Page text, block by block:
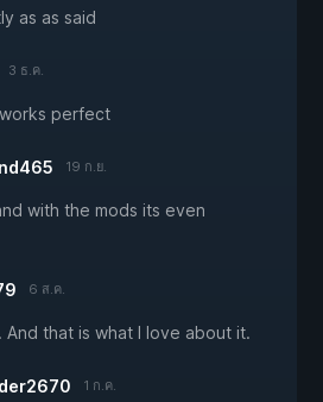
as as said
3 ธ.ค.
perfect
19 ก.ย.
with the mods its even
6 ส.ค.
And that is what I love about it.
1 ก.ค.